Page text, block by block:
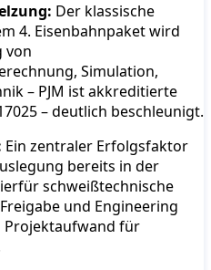
Der klassische
4. Eisenbahnpaket wird
von
Simulation,
– PJM ist akkreditierte
– deutlich beschleunigt.
Ein zentraler Erfolgsfaktor
bereits in der
schweißtechnische
und Engineering
Projektaufwand für